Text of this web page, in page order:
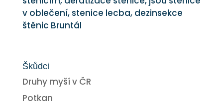
Škůdci
Druhy myší v ČR
Potkan